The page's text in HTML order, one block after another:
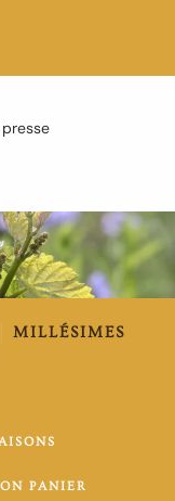
MILLÉSIMES
PANIER